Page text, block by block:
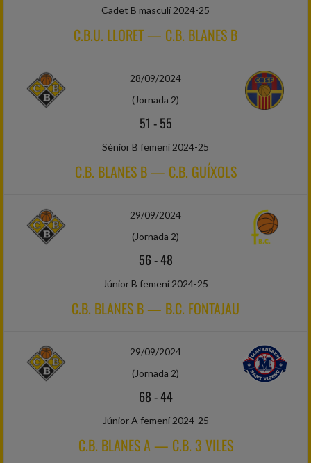
Cadet B masculí 2024-25
C.B.U. LLORET — C.B. BLANES B
28/09/2024
(Jornada 2)
51 -55
Sènior B femení 2024-25
C.B. BLANES B — C.B. GUÍXOLS
29/09/2024
(Jornada 2)
56-48
Júnior B femení 2024-25
C.B. BLANES B — B.C. FONTAJAU
29/09/2024
(Jornada 2)
68-44
Júnior A femení 2024-25
C.B. BLANES A — C.B. 3 VILES